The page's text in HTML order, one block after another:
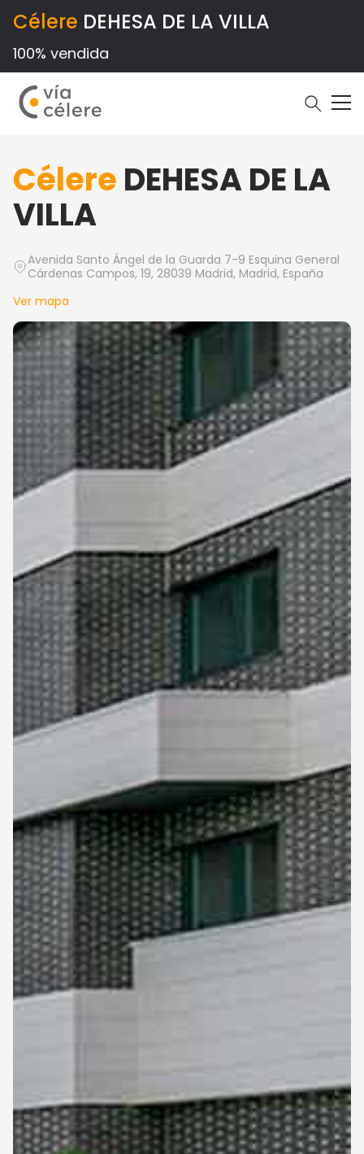
Célere DEHESA DE LA VILLA
100% vendida
Célere DEHESA DE LA
VILLA
Avenida Santo Ángel de la Guarda 7-9 Esquina General
Cárdenas Campos, 19, 28039 Madrid, Madrid, España
Ver mapa